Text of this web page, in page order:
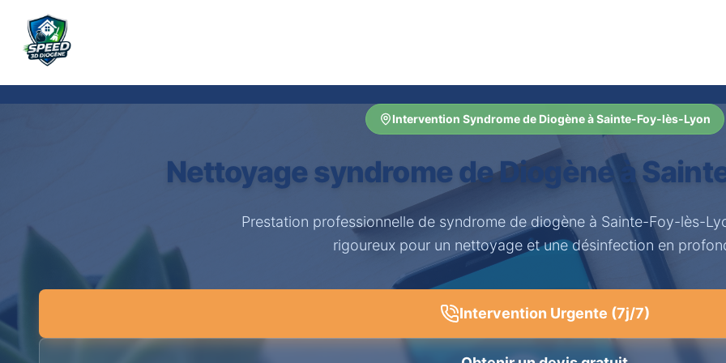
Intervention Syndrome de Diogène à Sainte-Foy-lès-Lyon
Nettoyage syndrome de Diogène à
Prestation professionnelle de syndrome de diogène à Sainte-Foy-lès-
rigoureux pour un nettoyage et une désinfection en
Intervention Urgente (7j/7)